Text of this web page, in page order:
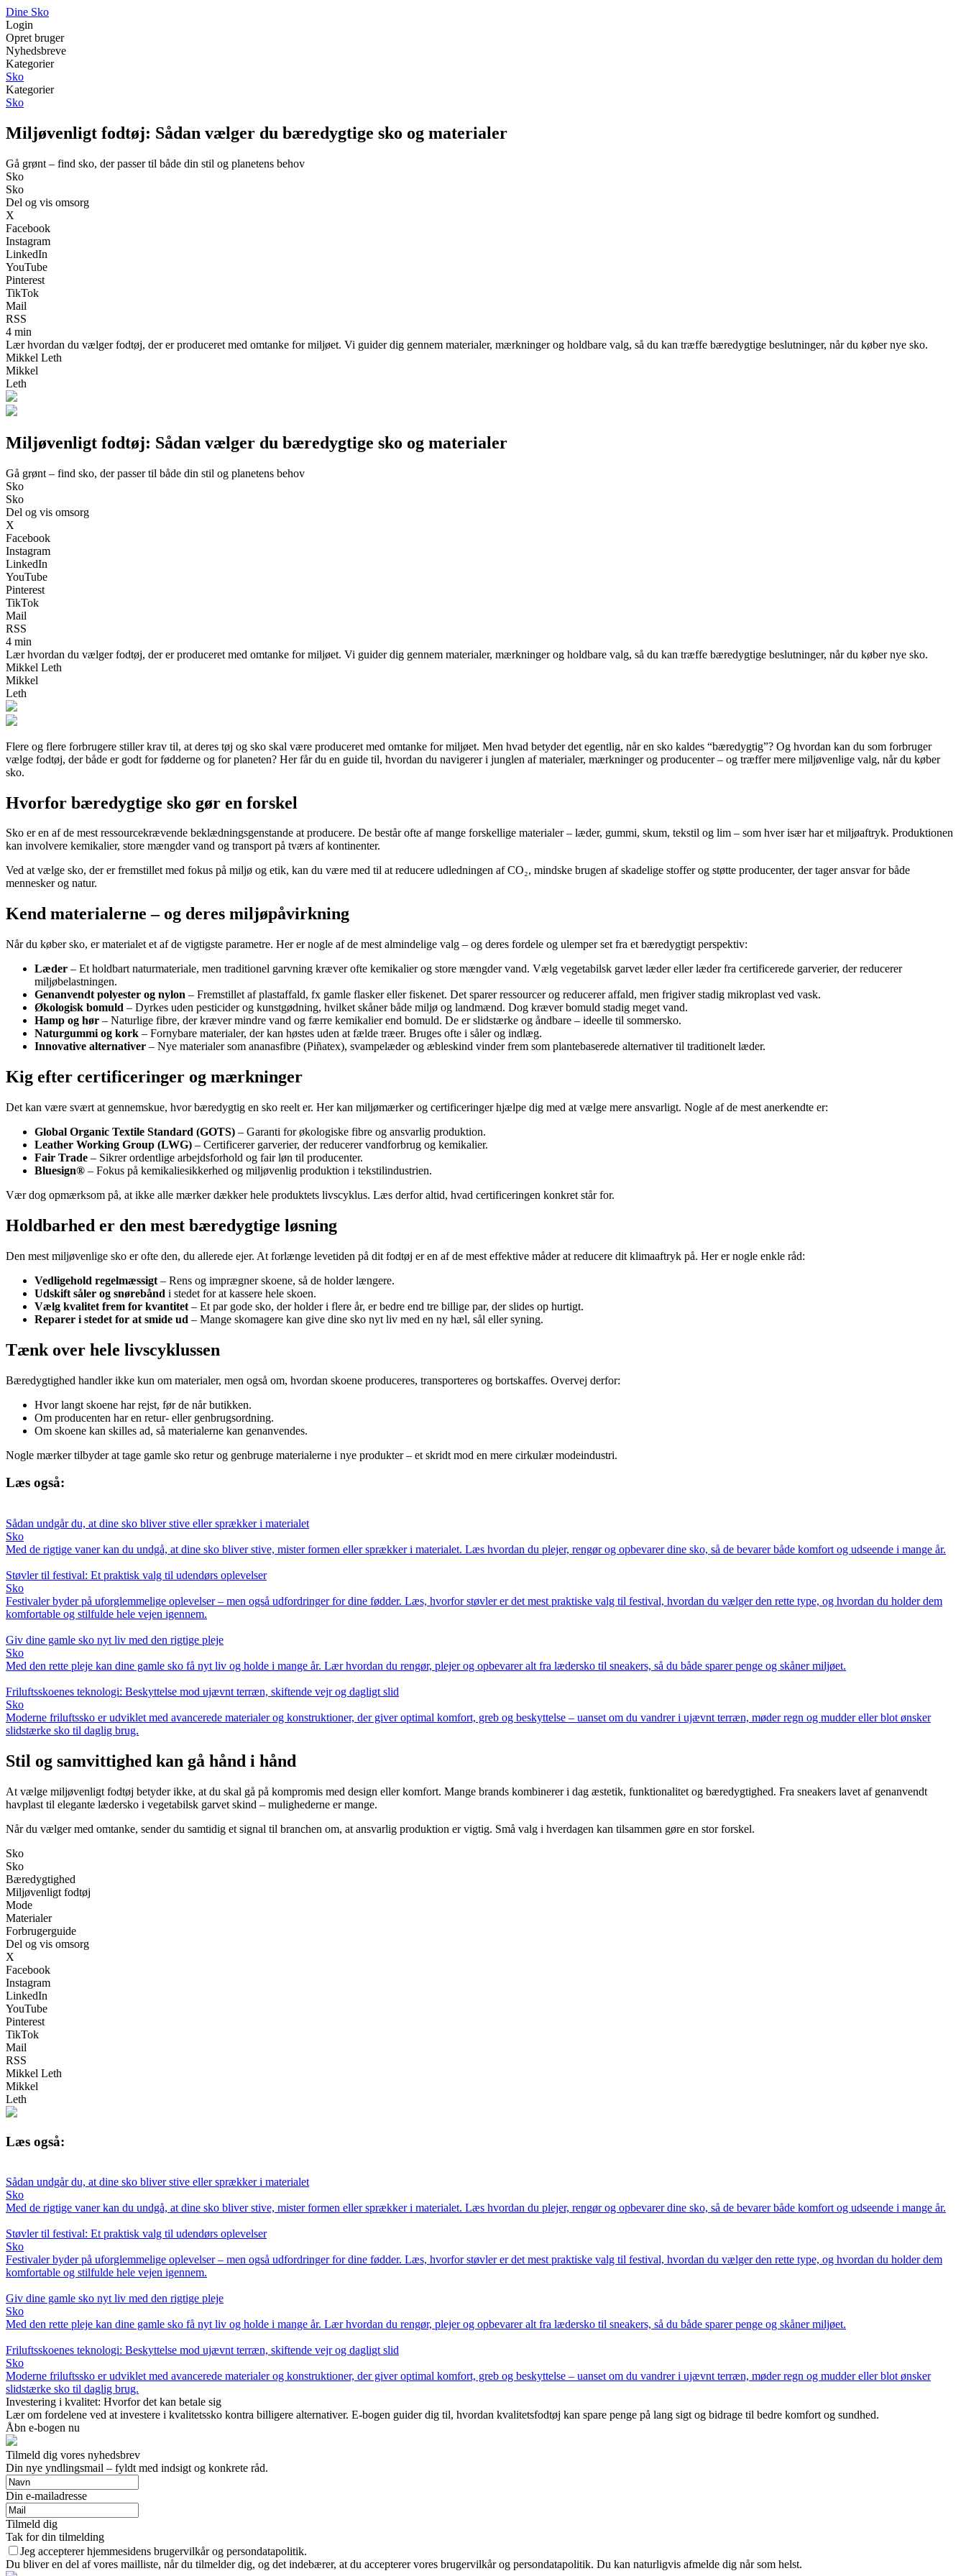
Dine Sko
Login
Opret bruger
Nyhedsbreve
Kategorier
Sko
Kategorier
Sko
Miljøvenligt fodtøj: Sådan vælger du bæredygtige sko og materialer
Gå grønt – find sko, der passer til både din stil og planetens behov
Sko
Sko
Del og vis omsorg
X
Facebook
Instagram
LinkedIn
YouTube
Pinterest
TikTok
Mail
RSS
4 min
Lær hvordan du vælger fodtøj, der er produceret med omtanke for miljøet. Vi guider dig gennem materialer, mærkninger og holdbare valg, så du kan træffe bæredygtige beslutninger, når du køber nye sko.
Mikkel Leth
Mikkel
Leth
Miljøvenligt fodtøj: Sådan vælger du bæredygtige sko og materialer
Gå grønt – find sko, der passer til både din stil og planetens behov
Sko
Sko
Del og vis omsorg
X
Facebook
Instagram
LinkedIn
YouTube
Pinterest
TikTok
Mail
RSS
4 min
Lær hvordan du vælger fodtøj, der er produceret med omtanke for miljøet. Vi guider dig gennem materialer, mærkninger og holdbare valg, så du kan træffe bæredygtige beslutninger, når du køber nye sko.
Mikkel Leth
Mikkel
Leth
Flere og flere forbrugere stiller krav til, at deres tøj og sko skal være produceret med omtanke for miljøet. Men hvad betyder det egentlig, når en sko kaldes “bæredygtig”? Og hvordan kan du som forbruger
vælge fodtøj, der både er godt for fødderne og for planeten? Her får du en guide til, hvordan du navigerer i junglen af materialer, mærkninger og producenter – og træffer mere miljøvenlige valg, når du køber
sko.
Hvorfor bæredygtige sko gør en forskel
Sko er en af de mest ressourcekrævende beklædningsgenstande at producere. De består ofte af mange forskellige materialer – læder, gummi, skum, tekstil og lim – som hver især har et miljøaftryk. Produktionen
kan involvere kemikalier, store mængder vand og transport på tværs af kontinenter.
Ved at vælge sko, der er fremstillet med fokus på miljø og etik, kan du være med til at reducere udledningen af CO₂, mindske brugen af skadelige stoffer og støtte producenter, der tager ansvar for både
mennesker og natur.
Kend materialerne – og deres miljøpåvirkning
Når du køber sko, er materialet et af de vigtigste parametre. Her er nogle af de mest almindelige valg – og deres fordele og ulemper set fra et bæredygtigt perspektiv:
Læder – Et holdbart naturmateriale, men traditionel garvning kræver ofte kemikalier og store mængder vand. Vælg vegetabilsk garvet læder eller læder fra certificerede garverier, der reducerer
miljøbelastningen.
Genanvendt polyester og nylon – Fremstillet af plastaffald, fx gamle flasker eller fiskenet. Det sparer ressourcer og reducerer affald, men frigiver stadig mikroplast ved vask.
Økologisk bomuld – Dyrkes uden pesticider og kunstgødning, hvilket skåner både miljø og landmænd. Dog kræver bomuld stadig meget vand.
Hamp og hør – Naturlige fibre, der kræver mindre vand og færre kemikalier end bomuld. De er slidstærke og åndbare – ideelle til sommersko.
Naturgummi og kork – Fornybare materialer, der kan høstes uden at fælde træer. Bruges ofte i såler og indlæg.
Innovative alternativer – Nye materialer som ananasfibre (Piñatex), svampelæder og æbleskind vinder frem som plantebaserede alternativer til traditionelt læder.
Kig efter certificeringer og mærkninger
Det kan være svært at gennemskue, hvor bæredygtig en sko reelt er. Her kan miljømærker og certificeringer hjælpe dig med at vælge mere ansvarligt. Nogle af de mest anerkendte er:
Global Organic Textile Standard (GOTS) – Garanti for økologiske fibre og ansvarlig produktion.
Leather Working Group (LWG) – Certificerer garverier, der reducerer vandforbrug og kemikalier.
Fair Trade – Sikrer ordentlige arbejdsforhold og fair løn til producenter.
Bluesign® – Fokus på kemikaliesikkerhed og miljøvenlig produktion i tekstilindustrien.
Vær dog opmærksom på, at ikke alle mærker dækker hele produktets livscyklus. Læs derfor altid, hvad certificeringen konkret står for.
Holdbarhed er den mest bæredygtige løsning
Den mest miljøvenlige sko er ofte den, du allerede ejer. At forlænge levetiden på dit fodtøj er en af de mest effektive måder at reducere dit klimaaftryk på. Her er nogle enkle råd:
Vedligehold regelmæssigt – Rens og imprægner skoene, så de holder længere.
Udskift såler og snørebånd i stedet for at kassere hele skoen.
Vælg kvalitet frem for kvantitet – Et par gode sko, der holder i flere år, er bedre end tre billige par, der slides op hurtigt.
Reparer i stedet for at smide ud – Mange skomagere kan give dine sko nyt liv med en ny hæl, sål eller syning.
Tænk over hele livscyklussen
Bæredygtighed handler ikke kun om materialer, men også om, hvordan skoene produceres, transporteres og bortskaffes. Overvej derfor:
Hvor langt skoene har rejst, før de når butikken.
Om producenten har en retur- eller genbrugsordning.
Om skoene kan skilles ad, så materialerne kan genanvendes.
Nogle mærker tilbyder at tage gamle sko retur og genbruge materialerne i nye produkter – et skridt mod en mere cirkulær modeindustri.
Læs også:
Sådan undgår du, at dine sko bliver stive eller sprækker i materialet
Sko
Med de rigtige vaner kan du undgå, at dine sko bliver stive, mister formen eller sprækker i materialet. Læs hvordan du plejer, rengør og opbevarer dine sko, så de bevarer både komfort og udseende i mange år.
Støvler til festival: Et praktisk valg til udendørs oplevelser
Sko
Festivaler byder på uforglemmelige oplevelser – men også udfordringer for dine fødder. Læs, hvorfor støvler er det mest praktiske valg til festival, hvordan du vælger den rette type, og hvordan du holder dem
komfortable og stilfulde hele vejen igennem.
Giv dine gamle sko nyt liv med den rigtige pleje
Sko
Med den rette pleje kan dine gamle sko få nyt liv og holde i mange år. Lær hvordan du rengør, plejer og opbevarer alt fra lædersko til sneakers, så du både sparer penge og skåner miljøet.
Friluftsskoenes teknologi: Beskyttelse mod ujævnt terræn, skiftende vejr og dagligt slid
Sko
Moderne friluftssko er udviklet med avancerede materialer og konstruktioner, der giver optimal komfort, greb og beskyttelse – uanset om du vandrer i ujævnt terræn, møder regn og mudder eller blot ønsker
slidstærke sko til daglig brug.
Stil og samvittighed kan gå hånd i hånd
At vælge miljøvenligt fodtøj betyder ikke, at du skal gå på kompromis med design eller komfort. Mange brands kombinerer i dag æstetik, funktionalitet og bæredygtighed. Fra sneakers lavet af genanvendt
havplast til elegante lædersko i vegetabilsk garvet skind – mulighederne er mange.
Når du vælger med omtanke, sender du samtidig et signal til branchen om, at ansvarlig produktion er vigtig. Små valg i hverdagen kan tilsammen gøre en stor forskel.
Sko
Sko
Bæredygtighed
Miljøvenligt fodtøj
Mode
Materialer
Forbrugerguide
Del og vis omsorg
X
Facebook
Instagram
LinkedIn
YouTube
Pinterest
TikTok
Mail
RSS
Mikkel Leth
Mikkel
Leth
Læs også:
Sådan undgår du, at dine sko bliver stive eller sprækker i materialet
Sko
Med de rigtige vaner kan du undgå, at dine sko bliver stive, mister formen eller sprækker i materialet. Læs hvordan du plejer, rengør og opbevarer dine sko, så de bevarer både komfort og udseende i mange år.
Støvler til festival: Et praktisk valg til udendørs oplevelser
Sko
Festivaler byder på uforglemmelige oplevelser – men også udfordringer for dine fødder. Læs, hvorfor støvler er det mest praktiske valg til festival, hvordan du vælger den rette type, og hvordan du holder dem
komfortable og stilfulde hele vejen igennem.
Giv dine gamle sko nyt liv med den rigtige pleje
Sko
Med den rette pleje kan dine gamle sko få nyt liv og holde i mange år. Lær hvordan du rengør, plejer og opbevarer alt fra lædersko til sneakers, så du både sparer penge og skåner miljøet.
Friluftsskoenes teknologi: Beskyttelse mod ujævnt terræn, skiftende vejr og dagligt slid
Sko
Moderne friluftssko er udviklet med avancerede materialer og konstruktioner, der giver optimal komfort, greb og beskyttelse – uanset om du vandrer i ujævnt terræn, møder regn og mudder eller blot ønsker
slidstærke sko til daglig brug.
Investering i kvalitet: Hvorfor det kan betale sig
Lær om fordelene ved at investere i kvalitetssko kontra billigere alternativer. E-bogen guider dig til, hvordan kvalitetsfodtøj kan spare penge på lang sigt og bidrage til bedre komfort og sundhed.
Åbn e-bogen nu
Tilmeld dig vores nyhedsbrev
Din nye yndlingsmail – fyldt med indsigt og konkrete råd.
Din e-mailadresse
Tilmeld dig
Tak for din tilmelding
Jeg accepterer hjemmesidens brugervilkår og persondatapolitik.
Du bliver en del af vores mailliste, når du tilmelder dig, og det indebærer, at du accepterer vores brugervilkår og persondatapolitik. Du kan naturligvis afmelde dig når som helst.